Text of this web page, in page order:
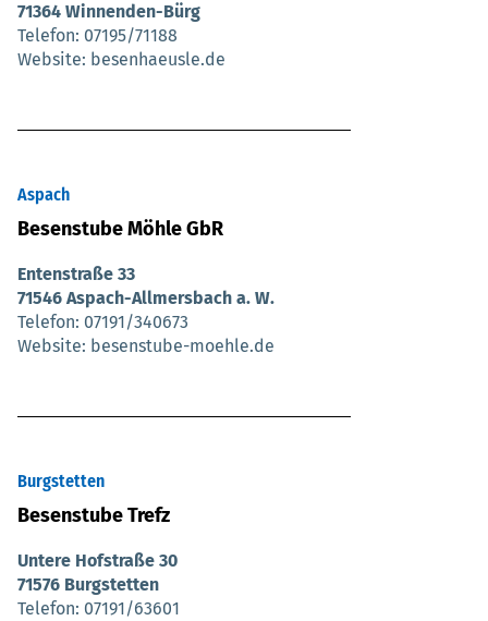
71364 Winnenden-Bürg
Telefon 07195/71188
Website
besenhaeusle.de
Aspach
Besenstube Möhle GbR
Entenstraße 33
71546 Aspach-Allmersbach a. W.
Telefon 07191/340673
Website
besenstube-moehle.de
Burgstetten
Besenstube Trefz
Untere Hofstraße 30
71576 Burgstetten
Telefon 07191/63601